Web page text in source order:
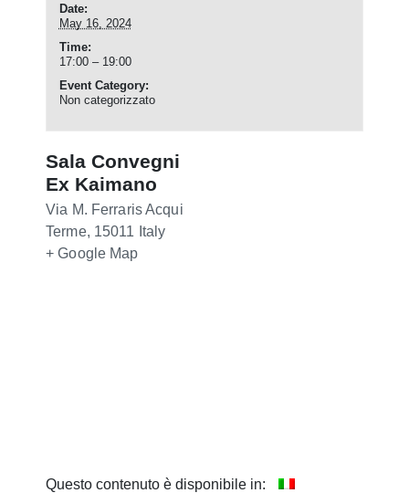
Date:
May 16, 2024
Time:
17:00 – 19:00
Event Category:
Non categorizzato
Sala Convegni
Ex Kaimano
Via M. FerrarisAcqui
Terme, 15011 Italy
+ Google Map
Questo contenuto è disponibile in: